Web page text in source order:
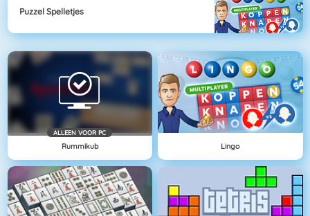
Puzzel Spelletjes
ALLEEN VOOR PC
Rummikub Lingo